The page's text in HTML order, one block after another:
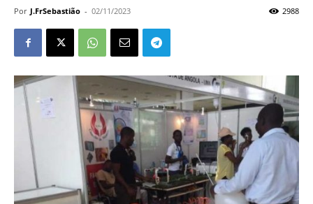
Por J.FrSebastião - 02/11/2023 2988